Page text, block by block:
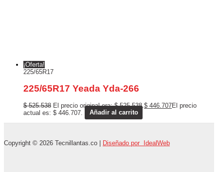
¡Oferta!
225/65R17
225/65R17 Yeada Yda-266
$525.538 El precio original era: $ 525.538. $ 446.707El precio
actual es: $ 446.707.
Añadir al carrito
Copyright © 2026 Tecnillantas.co | Diseñado por IdealWeb